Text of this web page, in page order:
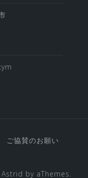
ご協賛のお願い
Astrid by aThemes.